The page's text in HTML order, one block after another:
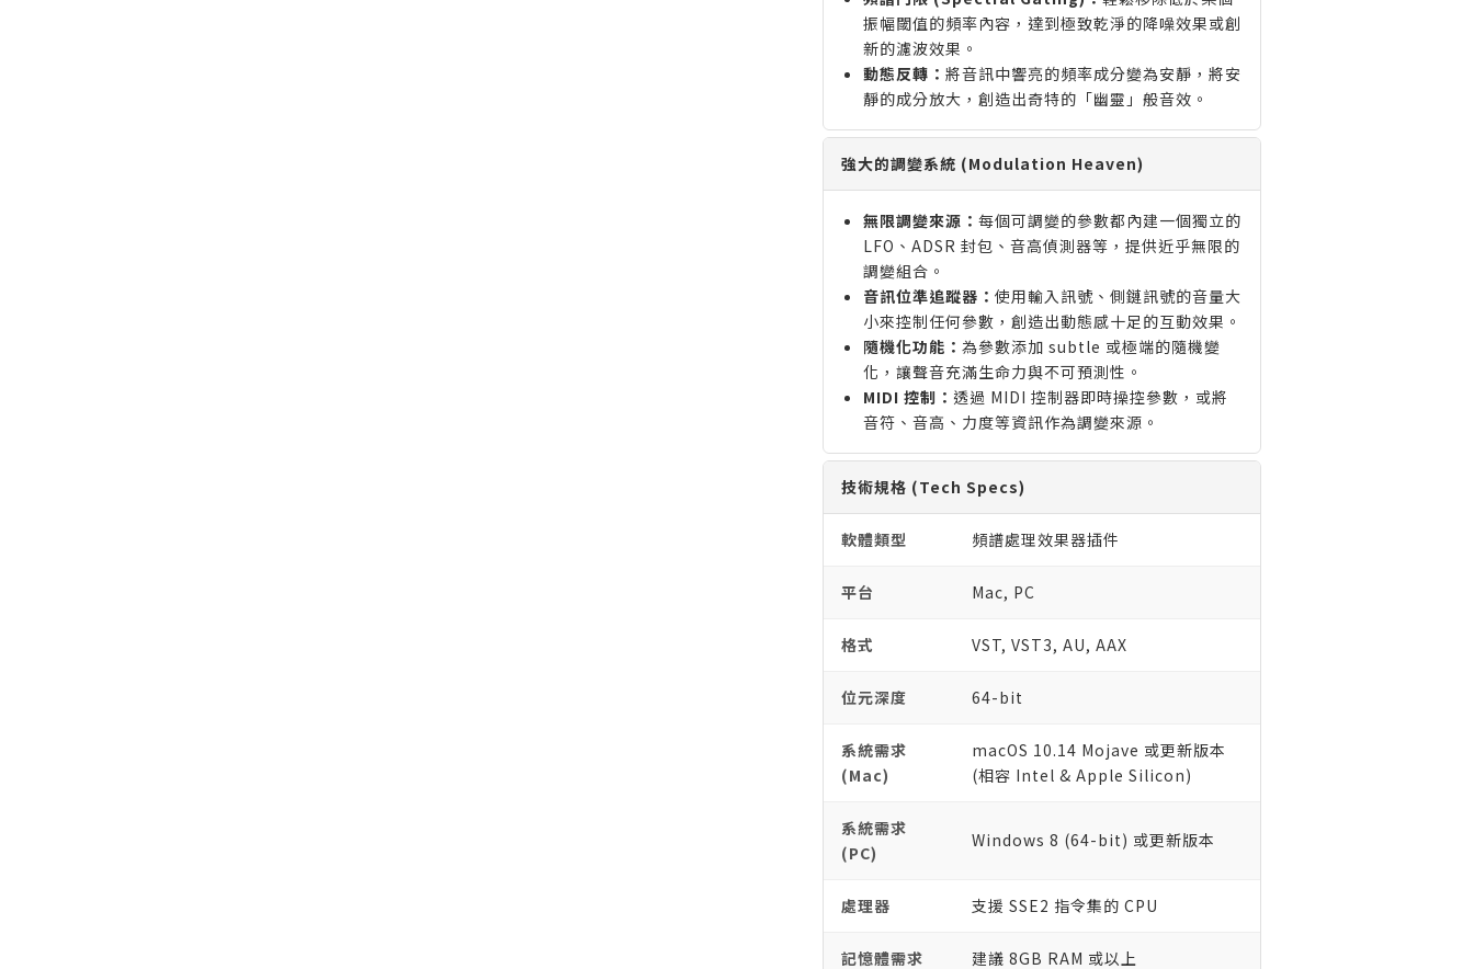
振幅閾值的頻率內容，達到極致乾淨的降噪效果或創
新的濾波效果。
動態反轉： 將音訊中響亮的頻率成分變為安靜，將安
靜的成分放大，創造出奇特的「幽靈」般音效。
強大的調變系統 (Modulation Heaven)
無限調變來源： 每個可調變的參數都內建一個獨立的
LFO、ADSR 封包、音高偵測器等，提供近乎無限的
調變組合。
音訊位準追蹤器： 使用輸入訊號、側鏈訊號的音量大
小來控制任何參數，創造出動態感十足的互動效果。
隨機化功能： 為參數添加 subtle 或極端的隨機變
化，讓聲音充滿生命力與不可預測性。
MIDI 控制： 透過 MIDI 控制器即時操控參數，或將
音符、音高、力度等資訊作為調變來源。
技術規格 (Tech Specs)
軟體類型 頻譜處理效果器插件
平台 Mac, PC
格式 VST, VST3, AU, AAX
位元深度 64-bit
系統需求
(Mac)
macOS 10.14 Mojave 或更新版本
(相容 Intel & Apple Silicon)
系統需求
(PC)
Windows 8 (64-bit) 或更新版本
處理器 支援 SSE2 指令集的 CPU
記憶體需求 建議 8GB RAM 或以上